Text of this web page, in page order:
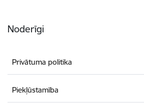
Noderīgi
Privātuma politika
Piekļūstamība